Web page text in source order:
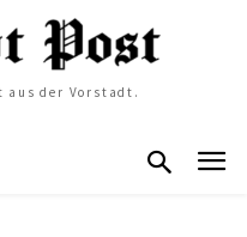
aus der Vorstadt.